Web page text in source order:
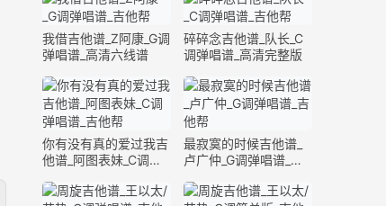
我借吉他谱_Z阿康_G调
弹唱谱_高清六线谱
碎碎念吉他谱_队长_C
调弹唱谱_高清完整版
你有没有真的爱过我吉
他谱_阿图表妹_C调弹
最寂寞的时候吉他谱_
卢广仲_G调弹唱谱_高